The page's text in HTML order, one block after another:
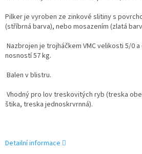
Pilker je vyroben ze zinkové slitiny s
(stříbrná barva), nebo mosazením (zlatá
Nazbrojen je trojháčkem VMC velikosti 5/0
nosností 57 kg.
Balen v blistru.
Vhodný pro lov treskovitých ryb (treska
štika, treska jednoskrvrnná).
Detailní informace